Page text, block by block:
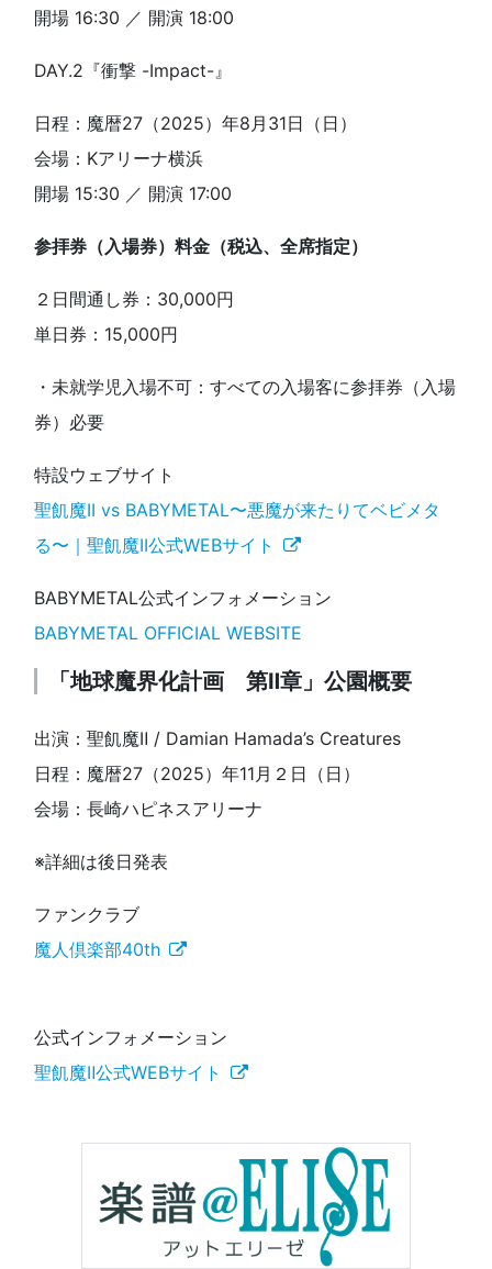
開場 16:30 ／ 開演 18:00
DAY.2『衝撃 -Impact-』
日程：魔暦27（2025）年8月31日（日）
会場：Kアリーナ横浜
開場 15:30 ／ 開演 17:00
参拝券（入場券）料金（税込、全席指定）
２日間通し券：30,000円
単日券：15,000円
・未就学児入場不可：すべての入場客に参拝券（入場
券）必要
特設ウェブサイト
聖飢魔II vs BABYMETAL〜悪魔が来たりてベビメタ
る〜｜聖飢魔II公式WEBサイト
BABYMETAL公式インフォメーション
BABYMETAL OFFICIAL WEBSITE
「地球魔界化計画 第Ⅱ章」公園概要
出演：聖飢魔Ⅱ / Damian Hamada’s Creatures
日程：魔暦27（2025）年11月２日（日）
会場：長崎ハピネスアリーナ
※詳細は後日発表
ファンクラブ
魔人倶楽部40th
公式インフォメーション
聖飢魔Ⅱ公式WEBサイト